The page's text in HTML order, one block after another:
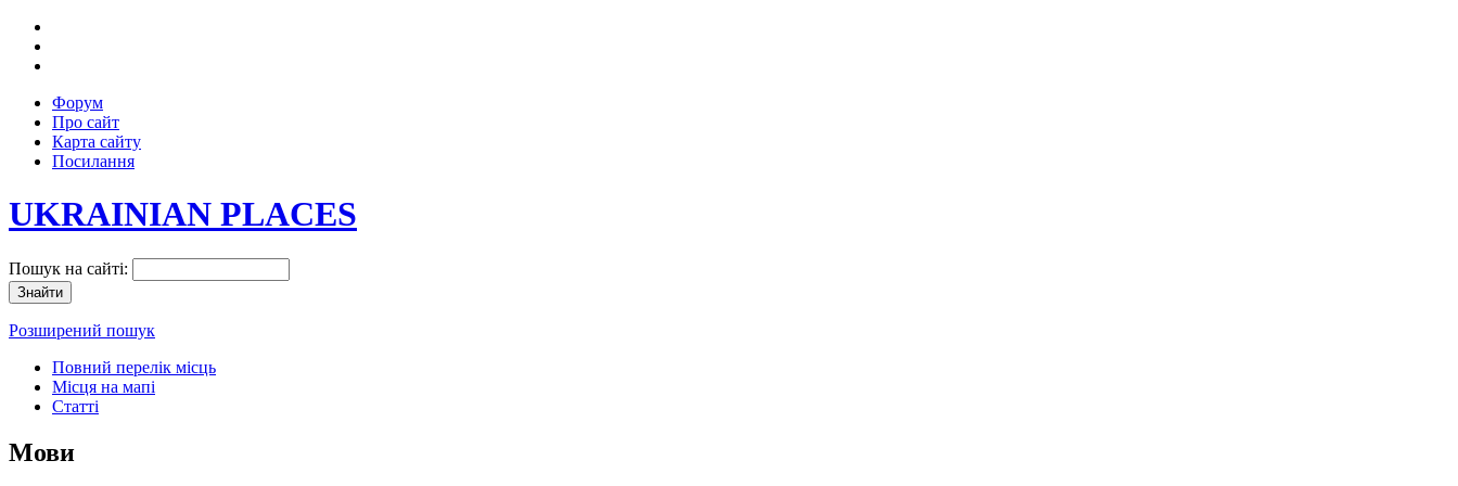
Форум
Про сайт
Карта сайту
Посилання
UKRAINIAN PLACES
Пошук на сайті:
Розширений пошук
Повний перелік місць
Місця на мапі
Статті
Мови